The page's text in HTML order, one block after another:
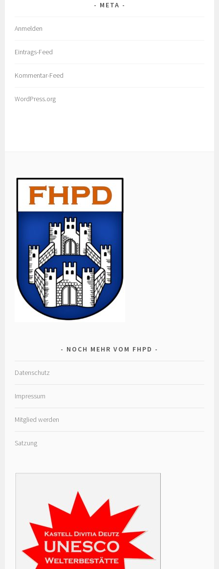
META
Anmelden
Eintrags-Feed
Kommentar-Feed
WordPress.org
NOCH MEHR VOM FHPD
Datenschutz
Impressum
Mitglied werden
Satzung